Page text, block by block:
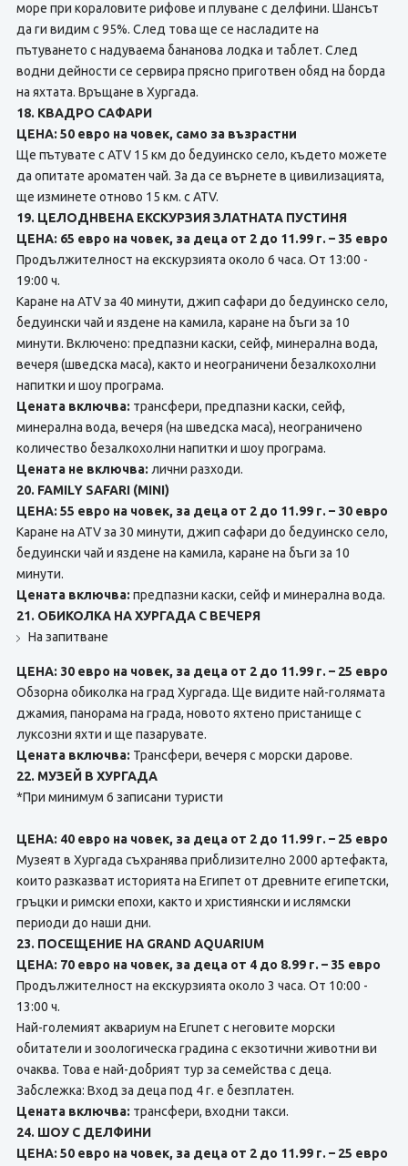
море при кораловите рифове и плуване с делфини. Шансът
да ги видим с 95%. След това ще се насладите на
пътуването с надуваема бананова лодка и таблет. След
водни дейности се сервира прясно приготвен обяд на борда
на яхтата. Връщане в Хургада.
18. КВАДРО САФАРИ
ЦЕНА: 50 евро на човек, само за възрастни
Ще пътувате с ATV 15 км до бедуинско село, където можете
да опитате ароматен чай. За да се върнете в цивилизацията,
ще изминете отново 15 км. с ATV.
19. ЦЕЛОДНВЕНА ЕКСКУРЗИЯ ЗЛАТНАТА ПУСТИНЯ
ЦЕНА: 65 евро на човек, за деца от 2 до 11.99 г. – 35 евро
Продължителност на екскурзията около 6 часа. От 13:00 -
19:00 ч.
Каране на ATV за 40 минути, джип сафари до бедуинско село,
бедуински чай и яздене на камила, каране на бъги за 10
минути. Включено: предпазни каски, сейф, минерална вода,
вечеря (шведска маса), както и неограничени безалкохолни
напитки и шоу програма.
Цената включва: трансфери, предпазни каски, сейф,
минерална вода, вечеря (на шведска маса), неограничено
количество безалкохолни напитки и шоу програма.
Цената не включва: лични разходи.
20. FAMILY SAFARI (MINI)
ЦЕНА: 55 евро на човек, за деца от 2 до 11.99 г. – 30 евро
Каране на ATV за 30 минути, джип сафари до бедуинско село,
бедуински чай и яздене на камила, каране на бъги за 10
минути.
Цената включва: предпазни каски, сейф и минерална вода.
21. ОБИКОЛКА НА ХУРГАДА С ВЕЧЕРЯ
На запитване
ЦЕНА: 30 евро на човек, за деца от 2 до 11.99 г. – 25 евро
Обзорна обиколка на град Хургада. Ще видите най-голямата
джамия, панорама на града, новото яхтено пристанище с
луксозни яхти и ще пазарувате.
Цената включва: Трансфери, вечеря с морски дарове.
22. МУЗЕЙ В ХУРГАДА
*При минимум 6 записани туристи
ЦЕНА: 40 евро на човек, за деца от 2 до 11.99 г. – 25 евро
Музеят в Хургада съхранява приблизително 2000 артефакта,
които разказват историята на Египет от древните египетски,
гръцки и римски епохи, както и християнски и ислямски
периоди до наши дни.
23. ПОСЕЩЕНИЕ НА GRAND AQUARIUM
ЦЕНА: 70 евро на човек, за деца от 4 до 8.99 г. – 35 евро
Продължителност на екскурзията около 3 часа. От 10:00 -
13:00 ч.
Най-големият аквариум на Eruneт с неговите морски
обитатели и зоологическа градина с екзотични животни ви
очаква. Това е най-добрият тур за семейства с деца.
Забслежка: Вход за деца под 4 г. е безплатен.
Цената включва: трансфери, входни такси.
24. ШОУ С ДЕЛФИНИ
ЦЕНА: 50 евро на човек, за деца от 2 до 11.99 г. – 25 евро